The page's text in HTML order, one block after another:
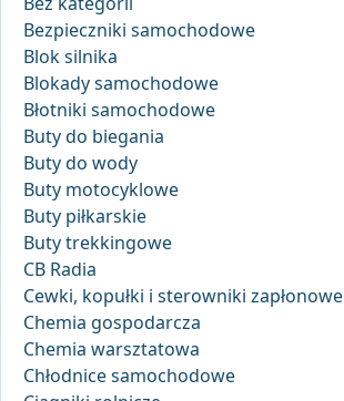
Bezpieczniki samochodowe
Blok silnika
Blokady samochodowe
Błotniki samochodowe
Buty do biegania
Buty do wody
Buty motocyklowe
Buty piłkarskie
Buty trekkingowe
CB Radia
Cewki, kopułki i sterowniki zapłonowe
Chemia gospodarcza
Chemia warsztatowa
Chłodnice samochodowe